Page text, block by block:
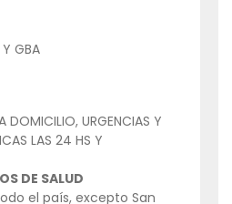
GBA
DOMICILIO, URGENCIAS Y
LAS 24 HS Y
DE SALUD
el país, excepto San